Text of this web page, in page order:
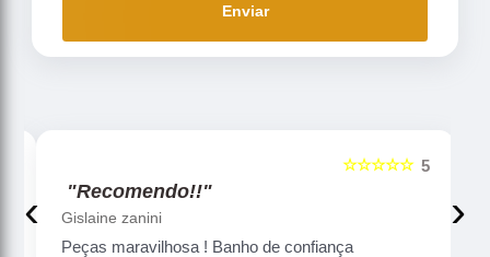
Enviar
5
☆☆☆☆☆
"Recomendo!!"
Gislaine zanini
Peças maravilhosa ! Banho de confiança
‹ ›